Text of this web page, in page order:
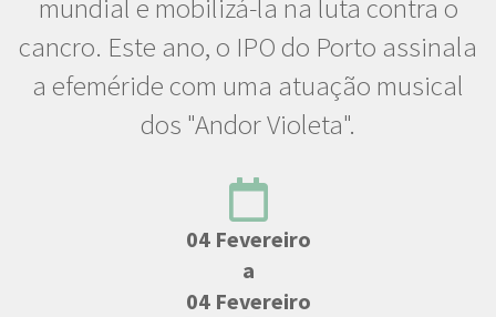
mundial e mobilizá-la na luta contra o
cancro. Este ano, o IPO do Porto assinala
a efeméride com uma atuação musical
dos "Andor Violeta".
04 Fevereiro
a
04 Fevereiro